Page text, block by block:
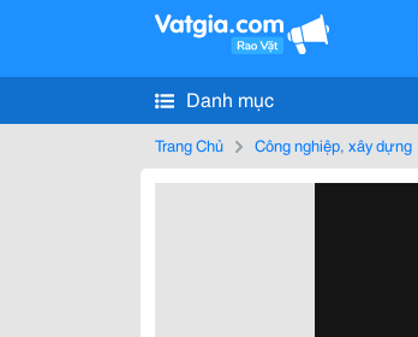
Danh mục
Trang Chủ Công nghiệp, xây dựng